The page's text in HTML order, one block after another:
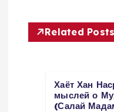
v
Related Posts
Хаёт Хан
мыслей о
(Салай